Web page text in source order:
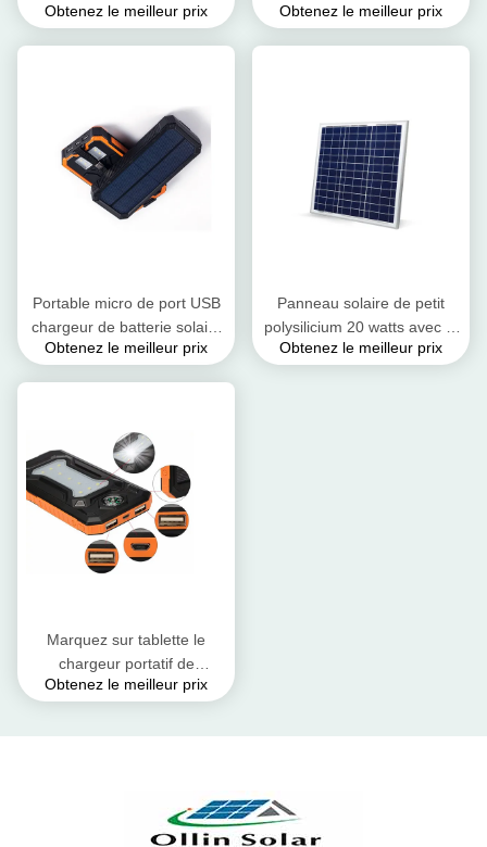
camping - cadre anodisé par
Obtenez le meilleur prix
chargeur de batterie solaire
Obtenez le meilleur prix
Portable micro de port USB
chargeur de batterie solaire
de 12 volts antipoussière et
Obtenez le meilleur prix
Panneau solaire de petit
polysilicium 20 watts avec le
cadre anodisé d'alliage
Obtenez le meilleur prix
Marquez sur tablette le
chargeur portatif de
panneau solaire de
Obtenez le meilleur prix